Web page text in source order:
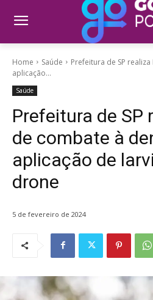
Home Saúde
Prefeitura de SP
aplicação...
Saúde
Prefeitura de SP
de combate à
aplicação de
drone
5 de fevereiro de 2024